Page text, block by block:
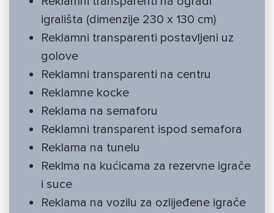
igrališta (dimenzije 230 x 130 cm)
Reklamni transparenti postavljeni uz
golove
Reklamni transparenti na centru
Reklamne kocke
Reklama na semaforu
Reklamni transparent ispod semafora
Reklama na tunelu
Reklma na kućicama za rezervne igrače
i suce
Reklama na vozilu za ozlijeđene igrače